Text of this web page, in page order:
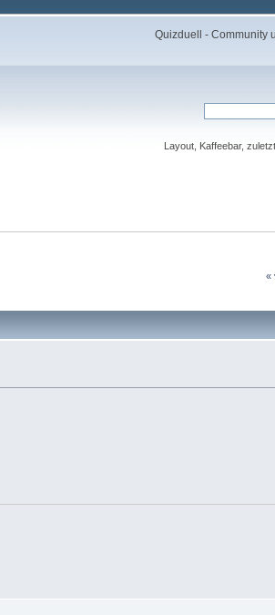
Quizduell - Community
Layout, Kaffeebar,
«